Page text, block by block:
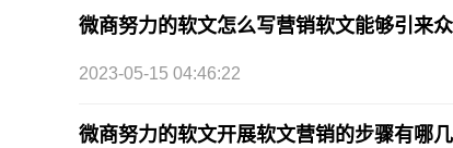
微商努力的软文怎么写营销软文能够引来众
2023-05-15 04:46:22
微商努力的软文开展软文营销的步骤有哪几